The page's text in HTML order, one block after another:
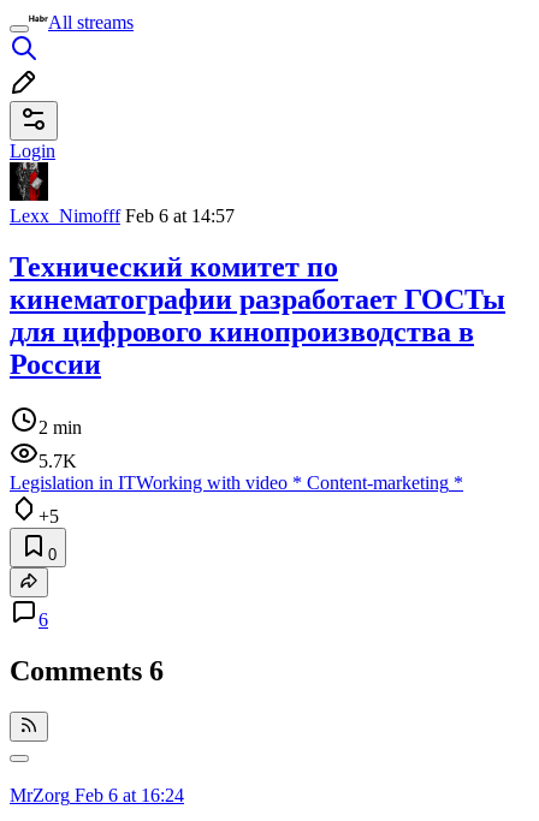
All streams
Login
Lexx_NimofffFeb 6 at 14:57
Технический комитет по
кинематографии разработает ГОСТы
для цифрового кинопроизводства в
России
2 min
5.7K
Legislation in ITWorking with video * Content-marketing *
+5
0
6
Comments 6
MrZorg Feb 6 at 16:24